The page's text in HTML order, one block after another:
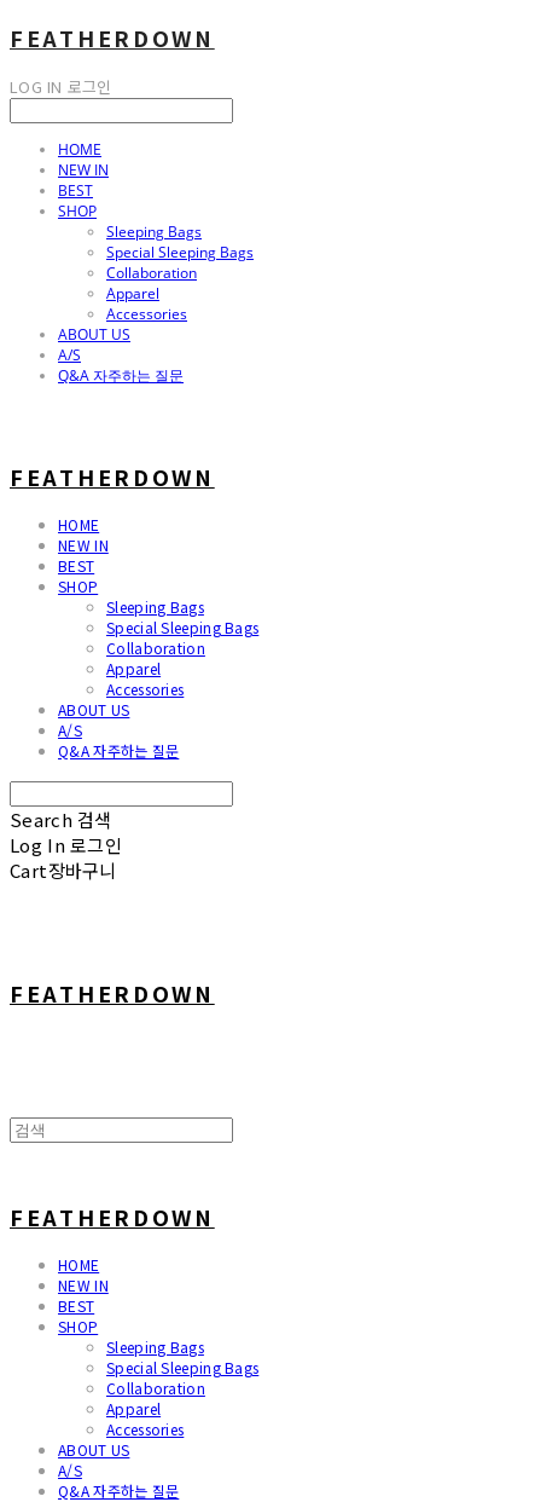
FEATHERDOWN
LOG IN 로그인
HOME
NEW IN
BEST
SHOP
Sleeping Bags
Special Sleeping Bags
Collaboration
Apparel
Accessories
ABOUT US
A/S
Q&A 자주하는 질문
FEATHERDOWN
HOME
NEW IN
BEST
SHOP
Sleeping Bags
Special Sleeping Bags
Collaboration
Apparel
Accessories
ABOUT US
A/S
Q&A 자주하는 질문
Search 검색
Log In 로그인
Cart장바구니
FEATHERDOWN
FEATHERDOWN
HOME
NEW IN
BEST
SHOP
Sleeping Bags
Special Sleeping Bags
Collaboration
Apparel
Accessories
ABOUT US
A/S
Q&A 자주하는 질문